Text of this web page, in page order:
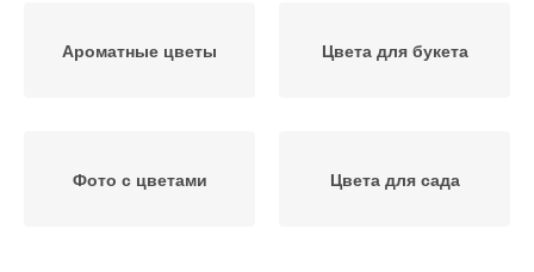
Ароматные цветы Цвета для букета
Фото с цветами Цвета для сада